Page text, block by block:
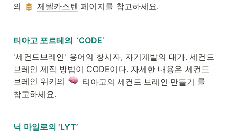
의
제텔카스텐 페이지를 참고하세요.
티아고 포르테의  ‘CODE’
'세컨드브레인' 용어의 창시자, 자기계발의 대가. 세컨드
브레인 제작 방법이 CODE이다. 자세한 내용은 세컨드
브레인 위키의
티아고의 세컨드 브레인 만들기 를
참고하세요.
닉 마일로의 ‘LYT’